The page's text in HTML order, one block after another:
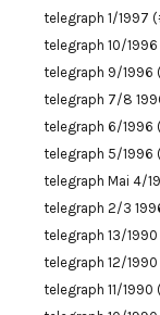
telegraph 1/1997
telegraph 10/
telegraph 9/1996
telegraph 7/8
telegraph 6/1996
telegraph 5/1996
telegraph Mai 4/
telegraph 2/3
telegraph 13/
telegraph 12/
telegraph 11/1990